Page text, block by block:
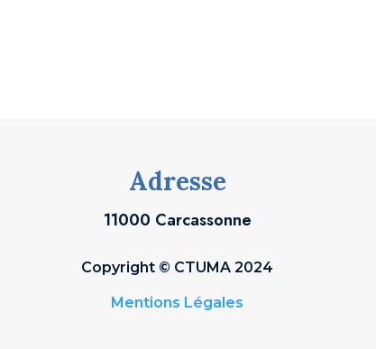
Adresse
11000 Carcassonne
Copyright © CTUMA 2024
Mentions Légales